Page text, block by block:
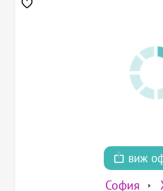
виж
София